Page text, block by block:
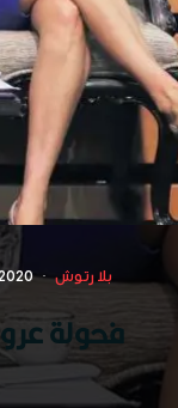
بلا رتوش ·
فحولة